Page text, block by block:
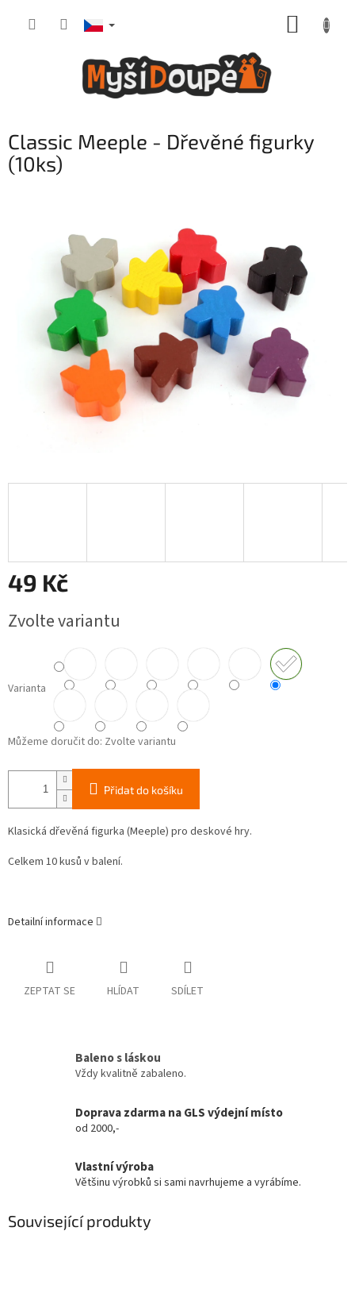
Classic Meeple - Dřevěné figurky
(10ks)
49 Kč
cena:
Zvolte variantu
Varianta
Můžeme doručit do: Zvolte variantu
Přidat do košíku
Klasická dřevěná figurka (Meeple) pro deskové hry.
Celkem 10 kusů v balení.
Detailní informace
ZEPTAT SE HLÍDAT SDÍLET
Baleno s láskou
Vždy kvalitně zabaleno.
Doprava zdarma na GLS výdejní místo
od 2000,-
Vlastní výroba
Většinu výrobků si sami navrhujeme a vyrábíme.
Související produkty